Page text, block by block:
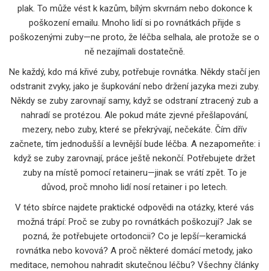
plak. To může vést k kazům, bílým skvrnám nebo dokonce k
poškození emailu. Mnoho lidí si po rovnátkách přijde s
poškozenými zuby—ne proto, že léčba selhala, ale protože se o
ně nezajímali dostatečně.
Ne každý, kdo má křivé zuby, potřebuje rovnátka. Někdy stačí jen
odstranit zvyky, jako je šupkování nebo držení jazyka mezi zuby.
Někdy se zuby zarovnají samy, když se odstraní ztracený zub a
nahradí se protézou. Ale pokud máte zjevné přešlapování,
mezery, nebo zuby, které se překrývají, nečekáte. Čím dřív
začnete, tím jednodušší a levnější bude léčba. A nezapomeňte: i
když se zuby zarovnají, práce ještě nekončí. Potřebujete držet
zuby na místě pomocí retaineru—jinak se vrátí zpět. To je
důvod, proč mnoho lidí nosí retainer i po letech.
V této sbírce najdete praktické odpovědi na otázky, které vás
možná trápí: Proč se zuby po rovnátkách poškozují? Jak se
pozná, že potřebujete ortodoncii? Co je lepší—keramická
rovnátka nebo kovová? A proč některé domácí metody, jako
meditace, nemohou nahradit skutečnou léčbu? Všechny články